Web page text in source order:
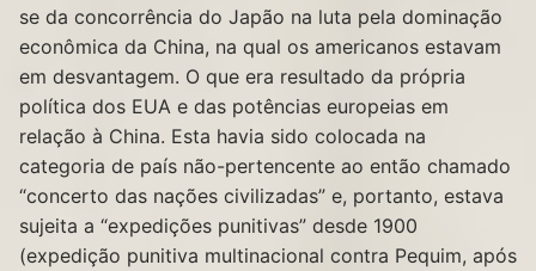
se da concorrência do Japão na luta pela dominação
econômica da China, na qual os americanos estavam
em desvantagem. O que era resultado da própria
política dos EUA e das potências europeias em
relação à China. Esta havia sido colocada na
categoria de país não-pertencente ao então chamado
“concerto das nações civilizadas” e, portanto, estava
sujeita a “expedições punitivas” desde 1900
(expedição punitiva multinacional contra Pequim, após